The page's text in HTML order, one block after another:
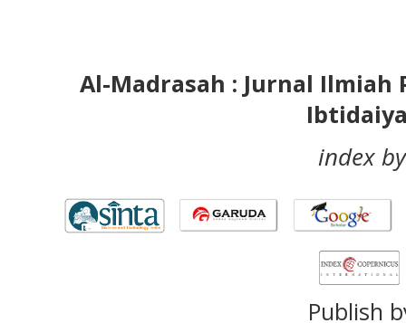
Al-Madrasah : Jurnal Ilmiah
index
Publish